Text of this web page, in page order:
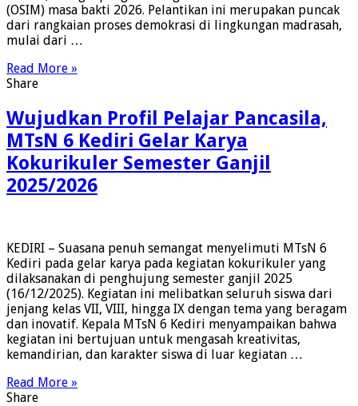
(OSIM) masa bakti 2026. Pelantikan ini merupakan puncak
dari rangkaian proses demokrasi di lingkungan madrasah,
mulai dari …
Read More »
Share
Wujudkan Profil Pelajar Pancasila,
MTsN 6 Kediri Gelar Karya
Kokurikuler Semester Ganjil
2025/2026
KEDIRI – Suasana penuh semangat menyelimuti MTsN 6
Kediri pada gelar karya pada kegiatan kokurikuler yang
dilaksanakan di penghujung semester ganjil 2025
(16/12/2025). Kegiatan ini melibatkan seluruh siswa dari
jenjang kelas VII, VIII, hingga IX dengan tema yang beragam
dan inovatif. Kepala MTsN 6 Kediri menyampaikan bahwa
kegiatan ini bertujuan untuk mengasah kreativitas,
kemandirian, dan karakter siswa di luar kegiatan …
Read More »
Share